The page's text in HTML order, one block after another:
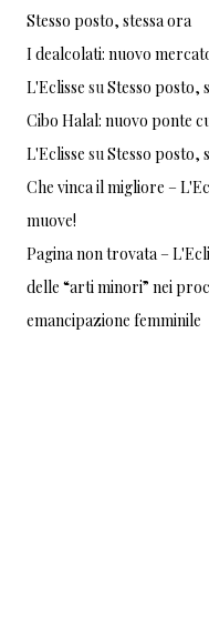
Stesso posto, stessa ora
I dealcolati: nuovo
L'Eclisse suStesso posto,
Cibo Halal: nuovo ponte
L'Eclisse suStesso posto,
Che vinca il migliore –
muove!
Pagina non trovata –
delle “arti minori” nei
emancipazione femminile